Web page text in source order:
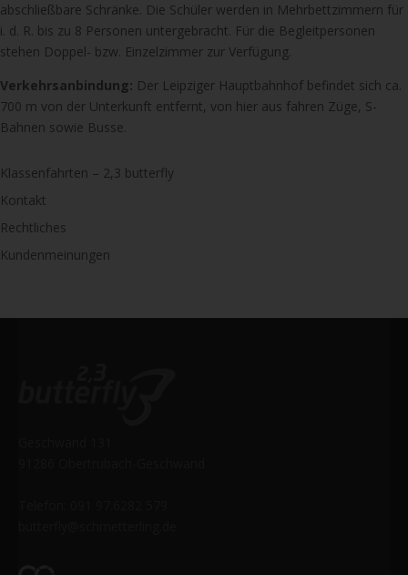
abschließbare Schränke. Die Schüler werden in Mehrbettzimmern für
i. d. R. bis zu 8 Personen untergebracht. Für die Begleitpersonen
stehen Doppel- bzw. Einzelzimmer zur Verfügung.
Verkehrsanbindung: Der Leipziger Hauptbahnhof befindet sich ca.
700 m von der Unterkunft entfernt, von hier aus fahren Züge, S-
Bahnen sowie Busse.
Klassenfahrten – 2,3 butterfly
Kontakt
Rechtliches
Kundenmeinungen